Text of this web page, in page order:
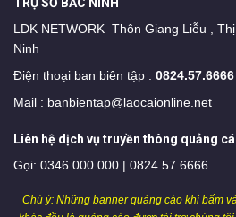
LDK NETWORK Thôn Giang Liễu ,
Ninh
Điện thoại ban biên tập : 0824.57.6666
Mail : banbientap@laocaionline.net
Liên hệ dịch vụ truyền thông quảng
Gọi: 0346.000.000 | 0824.57.6666
Chú ý: Những banner quảng cáo khi bấm